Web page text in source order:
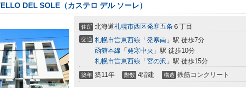
DEL SOLE（カステロ デル ソーレ）
住所 北海道札幌市西区発寒五条 ６丁目
交通 札幌市営東西線 「 発寒南 」駅 徒歩7分
函館本線 「 発寒中央 」駅 徒歩10分
札幌市営東西線 「 宮の沢 」駅 徒歩15分
築年 築11年 階数 4階建 構造 鉄筋コンクリート